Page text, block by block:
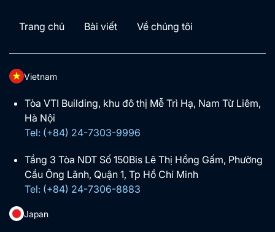
Trang chủ Bài viết Về chúng tôi
Vietnam
Tòa VTI Building, khu đô thị Mễ Trì Hạ, Nam Từ Liêm,
Hà Nội
Tel: (+84) 24-7303-9996
Tầng 3 Tòa NDT Số 150Bis Lê Thị Hồng Gấm, Phường
Cầu Ông Lãnh, Quận 1, Tp Hồ Chí Minh
Tel: (+84) 24-7306-8883
Japan